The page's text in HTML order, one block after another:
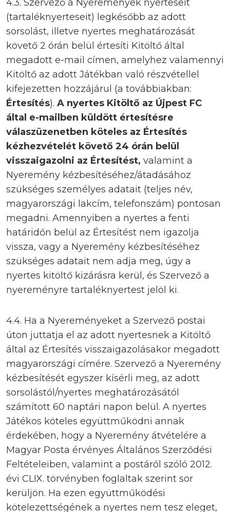
4.3. Szervező a Nyeremények nyerteseit
(tartaléknyerteseit) legkésőbb az adott
sorsolást, illetve nyertes meghatározását
követő 2 órán belül értesíti Kitöltő által
megadott e-mail címen, amelyhez valamennyi
Kitöltő az adott Játékban való részvétellel
kifejezetten hozzájárul (a továbbiakban:
Értesítés). A nyertes Kitöltő az Újpest FC
által e-mailben küldött értesítésre
válaszüzenetben köteles az Értesítés
kézhezvételét követő 24 órán belül
visszaigazolni az Értesítést, valamint a
Nyeremény kézbesítéséhez/átadásához
szükséges személyes adatait (teljes név,
magyarországi lakcím, telefonszám) pontosan
megadni. Amennyiben a nyertes a fenti
határidőn belül az Értesítést nem igazolja
vissza, vagy a Nyeremény kézbesítéséhez
szükséges adatait nem adja meg, úgy a
nyertes kitöltő kizárásra kerül, és Szervező a
nyereményre tartaléknyertest jelöl ki.
4.4. Ha a Nyereményeket a Szervező postai
úton juttatja el az adott nyertesnek a Kitöltő
által az Értesítés visszaigazolásakor megadott
magyarországi címére. Szervező a Nyeremény
kézbesítését egyszer kísérli meg, az adott
sorsolástól/nyertes meghatározásától
számított 60 naptári napon belül. A nyertes
Játékos köteles együttműködni annak
érdekében, hogy a Nyeremény átvételére a
Magyar Posta érvényes Általános Szerződési
Feltételeiben, valamint a postáról szóló 2012.
évi CLIX. törvényben foglaltak szerint sor
kerüljön. Ha ezen együttműködési
kötelezettségének a nyertes nem tesz eleget,